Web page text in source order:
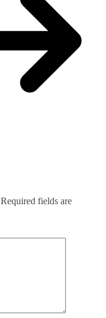
Required fields are